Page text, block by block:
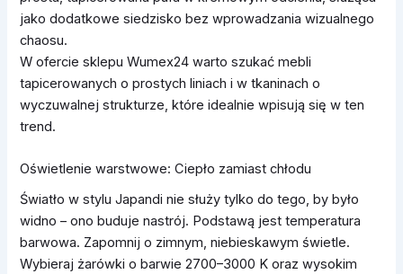
jako dodatkowe siedzisko bez wprowadzania wizualnego
chaosu.
W ofercie sklepu Wumex24 warto szukać mebli
tapicerowanych o prostych liniach i w tkaninach o
wyczuwalnej strukturze, które idealnie wpisują się w ten
trend.
Oświetlenie warstwowe: Ciepło zamiast chłodu
Światło w stylu Japandi nie służy tylko do tego, by było
widno – ono buduje nastrój. Podstawą jest temperatura
barwowa. Zapomnij o zimnym, niebieskawym świetle.
Wybieraj żarówki o barwie 2700–3000 K oraz wysokim